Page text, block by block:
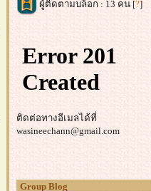
ผู้ติดตามบล็อก : 13 คน [?]
ติดต่อทางอีเมลได้ที่
wasineechann@gmail.com
Group Blog